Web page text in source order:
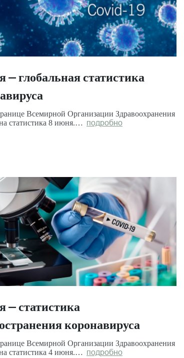
– глобальная статистика
Всемирной Организации Здравоохранения
статистика 8 июня.… подробно
– статистика
коронавируса
Всемирной Организации Здравоохранения
статистика 4 июня.… подробно